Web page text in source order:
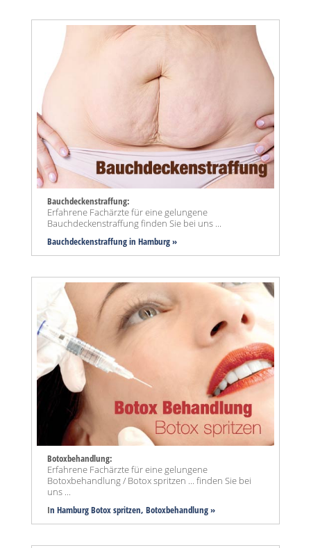
Bauchdeckenstraffung:
Erfahrene Fachärzte für eine gelungene
Bauchdeckenstraffung finden Sie bei uns ...
Bauchdeckenstraffungin Hamburg »
Botoxbehandlung:
Erfahrene Fachärzte für eine gelungene
Botoxbehandlung / Botox spritzen ... finden Sie bei
uns ...
In Hamburg Botox spritzen, Botoxbehandlung »